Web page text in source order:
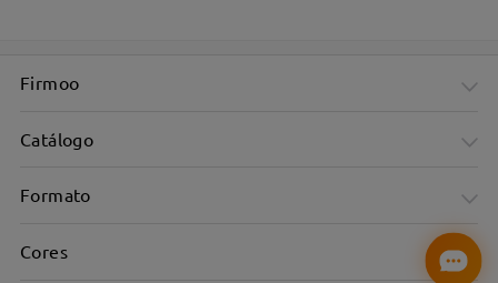
Firmoo
Catálogo
Formato
Cores